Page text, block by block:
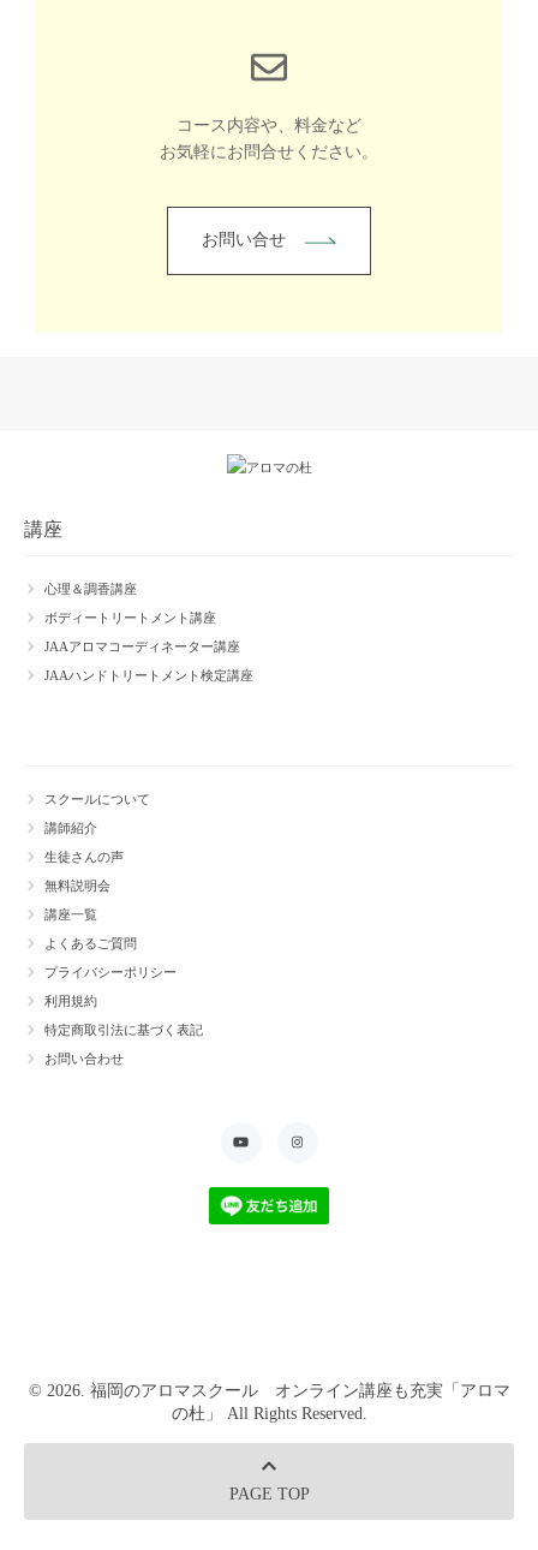
コース内容や、料金など
お気軽にお問合せください。
お問い合せ
講座
心理＆調香講座
ボディートリートメント講座
JAAアロマコーディネーター講座
JAAハンドトリートメント検定講座
スクールについて
講師紹介
生徒さんの声
無料説明会
講座一覧
よくあるご質問
プライバシーポリシー
利用規約
特定商取引法に基づく表記
お問い合わせ
© 2026. 福岡のアロマスクール オンライン講座も充実「アロマ
の杜」 All Rights Reserved.
PAGE TOP